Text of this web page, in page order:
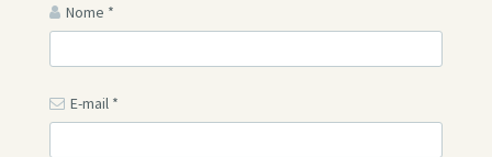
Nome *
E-mail *